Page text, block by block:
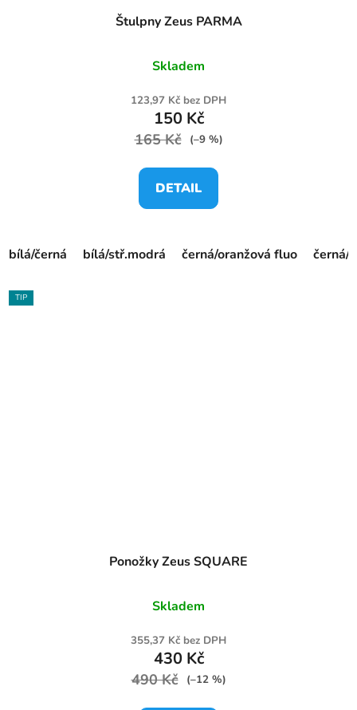
Štulpny Zeus PARMA
Skladem
123,97 Kč bez DPH
150 Kč
165 Kč (–9 %)
DETAIL
bílá/černá bílá/stř.modrá černá/oranžová fluo černá/
TIP
Ponožky Zeus SQUARE
Skladem
355,37 Kč bez DPH
430 Kč
490 Kč (–12 %)